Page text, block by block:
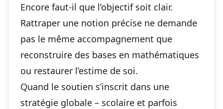
Encore faut-il que l’objectif soit clair.
Rattraper une notion précise ne demande
pas le même accompagnement que
reconstruire des bases en mathématiques
ou restaurer l’estime de soi.
Quand le soutien s’inscrit dans une
stratégie globale – scolaire et parfois